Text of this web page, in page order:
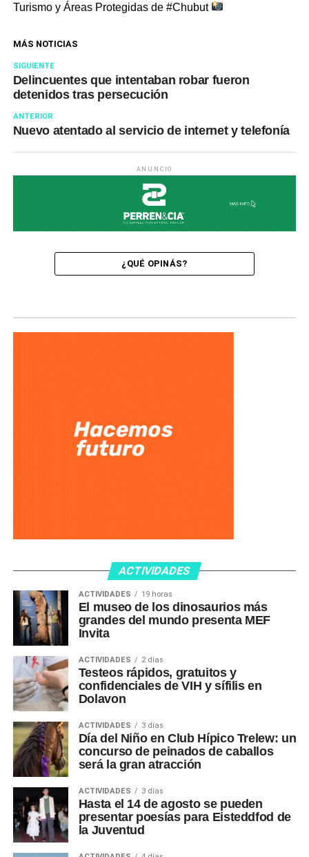
Turismo y Áreas Protegidas de #Chubut
MÁS NOTICIAS
SIGUIENTE
Delincuentes que intentaban robar fueron
detenidos tras persecución
ANTERIOR
Nuevo atentado al servicio de internet y telefonía
ANUNCIO
¿QUÉ OPINÁS?
ACTIVIDADES
ACTIVIDADES 19 horas
El museo de los dinosaurios más
grandes del mundo presenta MEF
Invita
ACTIVIDADES 2 días
Testeos rápidos, gratuitos y
confidenciales de VIH y sífilis en
Dolavon
ACTIVIDADES 3 días
Día del Niño en Club Hípico Trelew: un
concurso de peinados de caballos
será la gran atracción
ACTIVIDADES 3 días
Hasta el 14 de agosto se pueden
presentar poesías para Eisteddfod de
la Juventud